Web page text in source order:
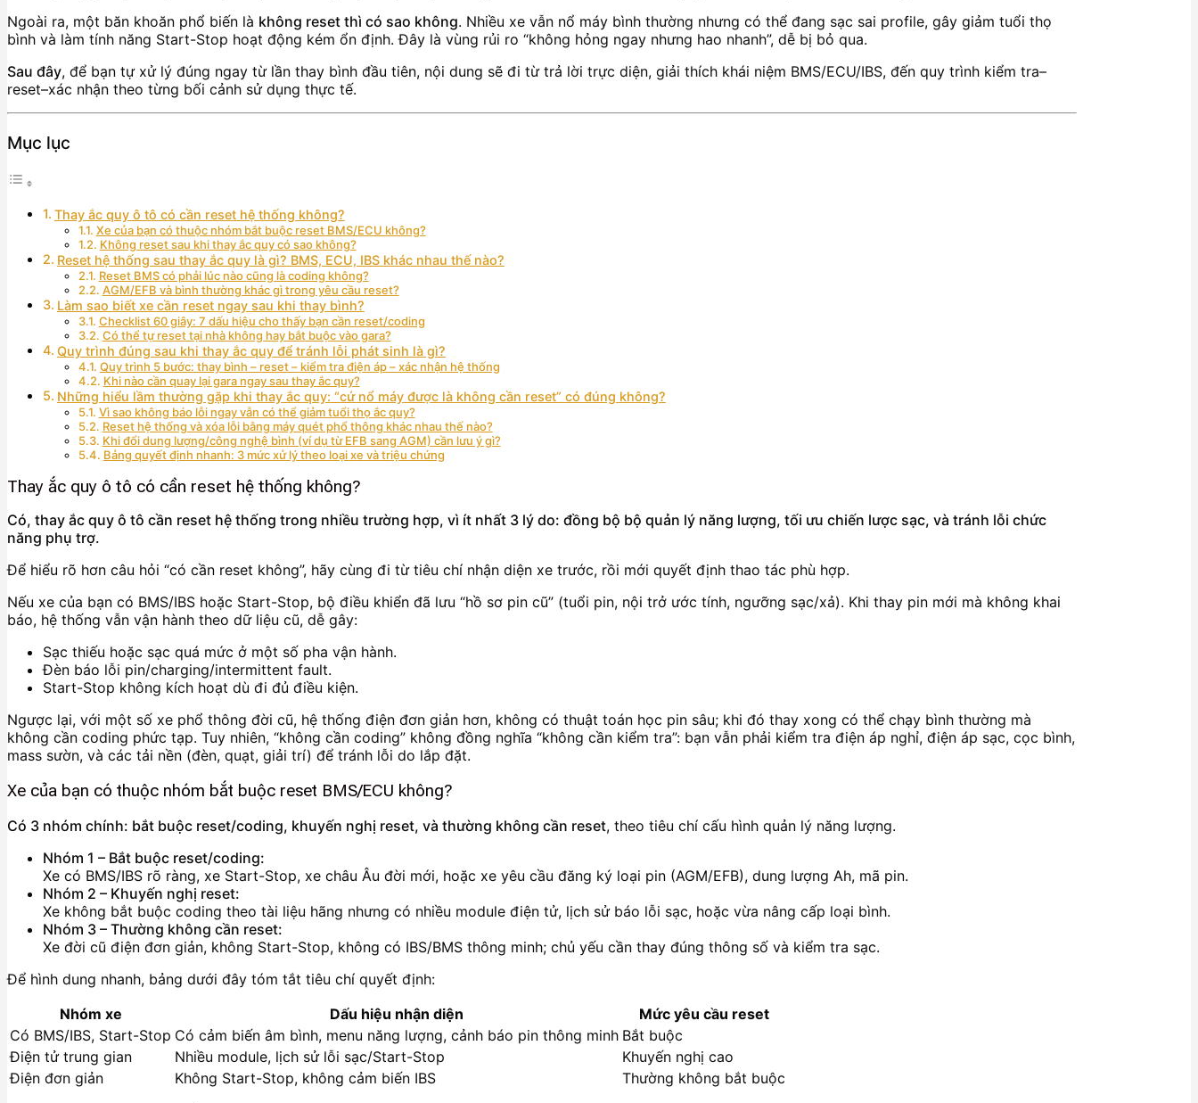
Ngoài ra, một băn khoăn phổ biến là không reset thì có sao không. Nhiều xe vẫn nổ máy bình thường nhưng có thể đang sạc sai profile, gây giảm tuổi thọ
bình và làm tính năng Start-Stop hoạt động kém ổn định. Đây là vùng rủi ro “không hỏng ngay nhưng hao nhanh”, dễ bị bỏ qua.
Sau đây, để bạn tự xử lý đúng ngay từ lần thay bình đầu tiên, nội dung sẽ đi từ trả lời trực diện, giải thích khái niệm BMS/ECU/IBS, đến quy trình kiểm tra–
reset–xác nhận theo từng bối cảnh sử dụng thực tế.
Mục lục
Thay ắc quy ô tô có cần reset hệ thống không?
Xe của bạn có thuộc nhóm bắt buộc reset BMS/ECU không?
Không reset sau khi thay ắc quy có sao không?
Reset hệ thống sau thay ắc quy là gì? BMS, ECU, IBS khác nhau thế nào?
Reset BMS có phải lúc nào cũng là coding không?
AGM/EFB và bình thường khác gì trong yêu cầu reset?
Làm sao biết xe cần reset ngay sau khi thay bình?
Checklist 60 giây: 7 dấu hiệu cho thấy bạn cần reset/coding
Có thể tự reset tại nhà không hay bắt buộc vào gara?
Quy trình đúng sau khi thay ắc quy để tránh lỗi phát sinh là gì?
Quy trình 5 bước: thay bình – reset – kiểm tra điện áp – xác nhận hệ thống
Khi nào cần quay lại gara ngay sau thay ắc quy?
Những hiểu lầm thường gặp khi thay ắc quy: “cứ nổ máy được là không cần reset” có đúng không?
Vì sao không báo lỗi ngay vẫn có thể giảm tuổi thọ ắc quy?
Reset hệ thống và xóa lỗi bằng máy quét phổ thông khác nhau thế nào?
Khi đổi dung lượng/công nghệ bình (ví dụ từ EFB sang AGM) cần lưu ý gì?
Bảng quyết định nhanh: 3 mức xử lý theo loại xe và triệu chứng
Thay ắc quy ô tô có cần reset hệ thống không?
Có, thay ắc quy ô tô cần reset hệ thống trong nhiều trường hợp, vì ít nhất 3 lý do: đồng bộ bộ quản lý năng lượng, tối ưu chiến lược sạc, và tránh lỗi chức
năng phụ trợ.
Để hiểu rõ hơn câu hỏi “có cần reset không”, hãy cùng đi từ tiêu chí nhận diện xe trước, rồi mới quyết định thao tác phù hợp.
Nếu xe của bạn có BMS/IBS hoặc Start-Stop, bộ điều khiển đã lưu “hồ sơ pin cũ” (tuổi pin, nội trở ước tính, ngưỡng sạc/xả). Khi thay pin mới mà không khai
báo, hệ thống vẫn vận hành theo dữ liệu cũ, dễ gây:
Sạc thiếu hoặc sạc quá mức ở một số pha vận hành.
Đèn báo lỗi pin/charging/intermittent fault.
Start-Stop không kích hoạt dù đi đủ điều kiện.
Ngược lại, với một số xe phổ thông đời cũ, hệ thống điện đơn giản hơn, không có thuật toán học pin sâu; khi đó thay xong có thể chạy bình thường mà
không cần coding phức tạp. Tuy nhiên, “không cần coding” không đồng nghĩa “không cần kiểm tra”: bạn vẫn phải kiểm tra điện áp nghỉ, điện áp sạc, cọc bình,
mass sườn, và các tải nền (đèn, quạt, giải trí) để tránh lỗi do lắp đặt.
Xe của bạn có thuộc nhóm bắt buộc reset BMS/ECU không?
Có 3 nhóm chính: bắt buộc reset/coding, khuyến nghị reset, và thường không cần reset, theo tiêu chí cấu hình quản lý năng lượng.
Nhóm 1 – Bắt buộc reset/coding:
Xe có BMS/IBS rõ ràng, xe Start-Stop, xe châu Âu đời mới, hoặc xe yêu cầu đăng ký loại pin (AGM/EFB), dung lượng Ah, mã pin.
Nhóm 2 – Khuyến nghị reset:
Xe không bắt buộc coding theo tài liệu hãng nhưng có nhiều module điện tử, lịch sử báo lỗi sạc, hoặc vừa nâng cấp loại bình.
Nhóm 3 – Thường không cần reset:
Xe đời cũ điện đơn giản, không Start-Stop, không có IBS/BMS thông minh; chủ yếu cần thay đúng thông số và kiểm tra sạc.
Để hình dung nhanh, bảng dưới đây tóm tắt tiêu chí quyết định:
Nhóm xe
Dấu hiệu nhận diện
Mức yêu cầu reset
Có BMS/IBS, Start-Stop Có cảm biến âm bình, menu năng lượng, cảnh báo pin thông minh Bắt buộc
Điện tử trung gian
Nhiều module, lịch sử lỗi sạc/Start-Stop
Khuyến nghị cao
Điện đơn giản
Không Start-Stop, không cảm biến IBS Thường không bắt buộc